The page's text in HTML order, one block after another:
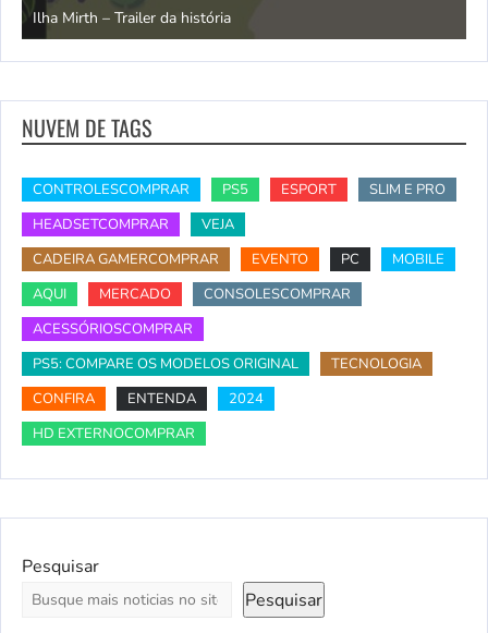
Ilha Mirth – Trailer da história
NUVEM DE TAGS
CONTROLESCOMPRAR PS5 ESPORT
SLIM E PRO
HEADSETCOMPRAR
VEJA
CADEIRA GAMERCOMPRAR
EVENTO PC
MOBILE
AQUI
MERCADO
CONSOLESCOMPRAR
ACESSÓRIOSCOMPRAR
PS5: COMPARE OS MODELOS ORIGINAL
TECNOLOGIA
CONFIRA
ENTENDA
2024
HD EXTERNOCOMPRAR
Pesquisar
Pesquisar